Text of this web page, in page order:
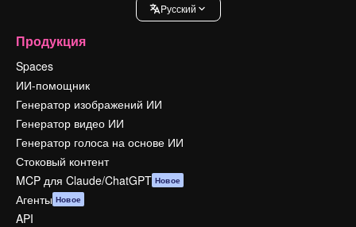
Pусский
Продукция
Spaces
ИИ-помощник
Генератор изображений ИИ
Генератор видео ИИ
Генератор голоса на основе ИИ
Стоковый контент
MCP для Claude/ChatGPT Новое
Агенты Новое
API